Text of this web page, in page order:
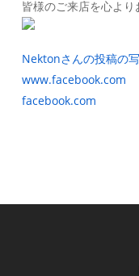
皆様のご来店を心より
Nektonさんの投稿の
www.facebook.com
facebook.com